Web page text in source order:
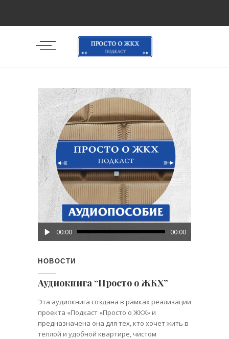
Аудиоплеер
00:00 00:00
НОВОСТИ
Аудиокнига “Просто о ЖКХ”
Эта аудиокнига создана в рамках реализации
проекта «Подкаст «Просто о ЖКХ» и
предназначена она для тех, кто хочет жить в
теплой и удобной квартире, чистом